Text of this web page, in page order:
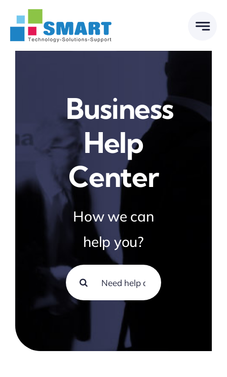
content
Business
Help
Center
How we can
help you?
Search
for: